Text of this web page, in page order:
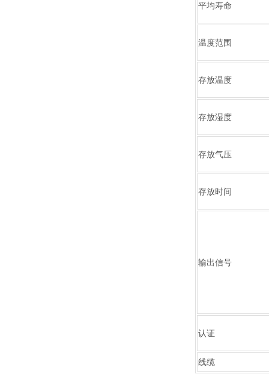
平均寿命
温度范围
存放温度
存放湿度
存放气压
存放时间
输出信号
认证
线缆